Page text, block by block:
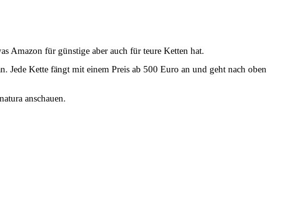
Amazon für günstige aber auch für teure Ketten hat.
Jede Kette fängt mit einem Preis ab 500 Euro an und geht nach oben
anschauen.